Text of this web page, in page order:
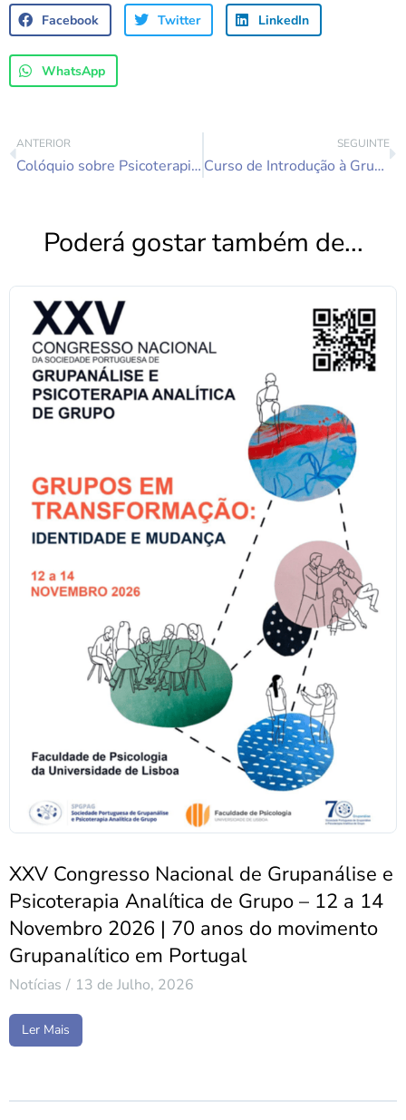
Facebook Twitter LinkedIn
WhatsApp
ANTERIOR
Colóquio sobre Psicoterapias da OPP
SEGUINTE
Curso de Introdução à Grupanálise e Psicoterapia Analítica de Grupo
Poderá gostar também de...
XXV Congresso Nacional de Grupanálise e
Psicoterapia Analítica de Grupo – 12 a 14
Novembro 2026 | 70 anos do movimento
Grupanalítico em Portugal
Notícias 13 de Julho, 2026
Ler Mais